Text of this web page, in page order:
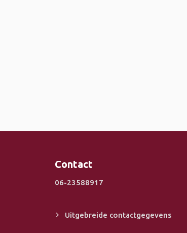
Contact
06-23588917
Uitgebreide contactgegevens